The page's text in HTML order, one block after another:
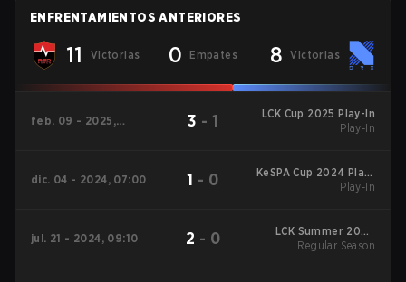
ENFRENTAMIENTOS ANTERIORES
11 Victorias 0 Empates 8 Victorias
feb. 09 - 2025,
3 - 1
LCK Cup 2025 Play-In
Play-In
dic. 04 - 2024, 07:00 1 - 0
KeSPA Cup 2024 Play-
In
Play-In
jul. 21 - 2024, 09:10 2 - 0
LCK Summer 2024
Regular Season
Regular Season